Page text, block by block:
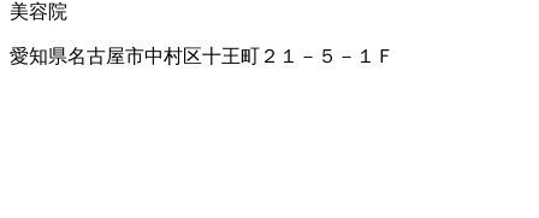
美容院
愛知県名古屋市中村区十王町２１－５－１Ｆ